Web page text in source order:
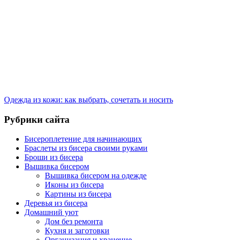
Одежда из кожи: как выбрать, сочетать и носить
Рубрики сайта
Бисероплетение для начинающих
Браслеты из бисера своими руками
Броши из бисера
Вышивка бисером
Вышивка бисером на одежде
Иконы из бисера
Картины из бисера
Деревья из бисера
Домашний уют
Дом без ремонта
Кухня и заготовки